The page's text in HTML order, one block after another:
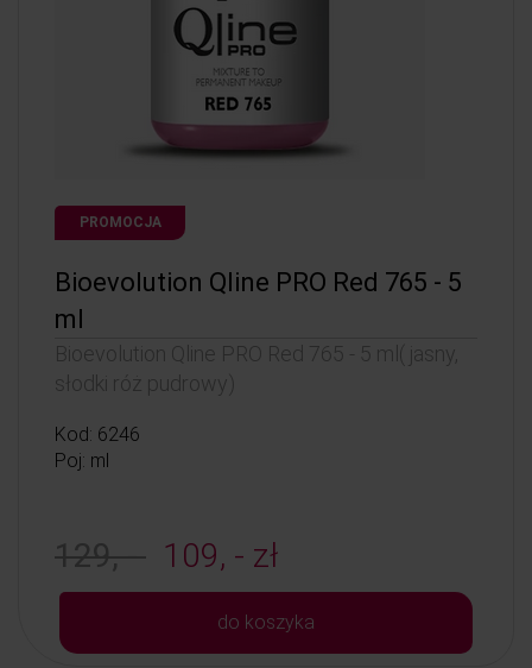
PROMOCJA
Bioevolution Qline PRO Red 765 - 5
ml
Bioevolution Qline PRO Red 765 - 5 ml( jasny,
słodki róż pudrowy)
Kod: 6246
Poj: ml
129, - 109, - zł
do koszyka